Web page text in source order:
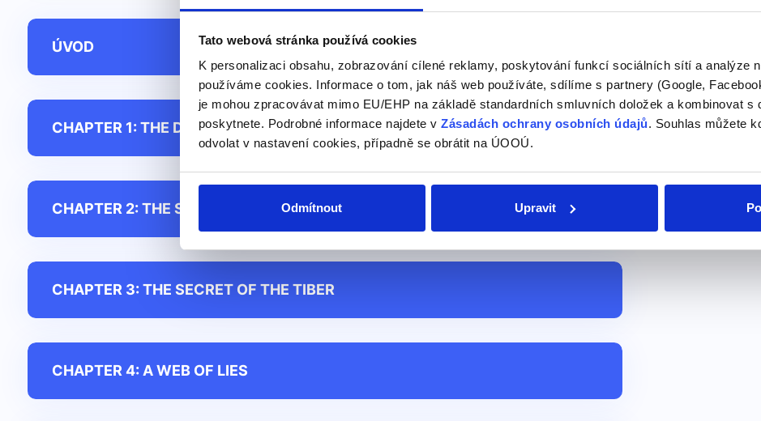
Tato webová stránka používá cookies
K personalizaci obsahu, zobrazování cílené reklamy, poskytování funkcí sociálních sítí a analýze
používáme cookies. Informace o tom, jak náš web používáte, sdílíme s partnery (Google,
je mohou zpracovávat mimo EU/EHP na základě standardních smluvních doložek a kombinovat s
poskytnete. Podrobné informace najdete v Zásadách ochrany osobních údajů. Souhlas můžete
odvolat v nastavení cookies, případně se obrátit na ÚOOÚ.
Odmítnout Upravit
ÚVOD
CHAPTER 1: THE DEAD OF NIGHT
CHAPTER 2: THE SILENT WITNESS
CHAPTER 3: THE SECRET OF THE TIBER
CHAPTER 4: A WEB OF LIES